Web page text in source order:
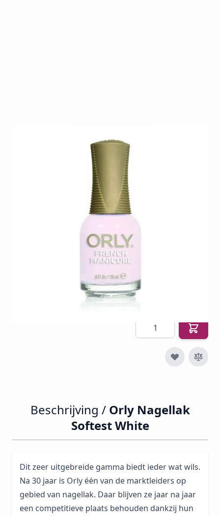
Een longlasting nagellak van het merk Orly, in een
koraal kleur genaamd 'Softest White'.
O-NP-22002
€ 14,94
€ 11,95
Aantal
Beschrijving / Orly Nagellak
Softest White
Dit zeer uitgebreide gamma biedt ieder wat wils.
Na 30 jaar is Orly één van de marktleiders op
gebied van nagellak. Daar blijven ze jaar na jaar
een competitieve plaats behouden dankzij hun